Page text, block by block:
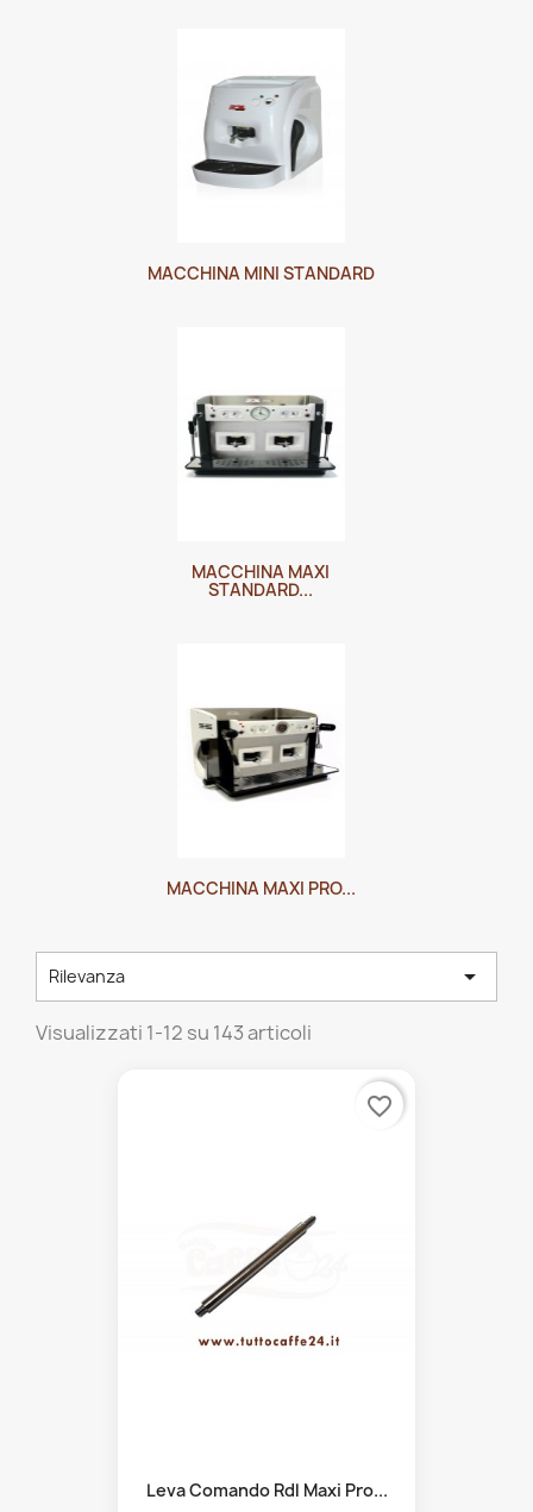
MACCHINA MINI STANDARD
MACCHINA MAXI
STANDARD...
MACCHINA MAXI PRO...
Rilevanza 
Visualizzati 1-12 su 143 articoli
Leva Comando Rdl Maxi Pro...
favorite_border